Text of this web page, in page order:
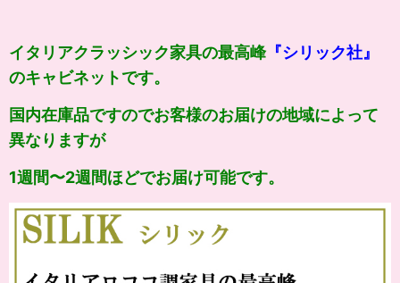
イタリアクラッシック家具の最高峰 『シリック社』
のキャビネットです。
国内在庫品ですのでお客様のお届けの地域によって
異なりますが
1週間〜2週間ほどでお届け可能です。